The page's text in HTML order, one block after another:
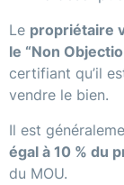
Le propriétaire
le “Non
certifiant qu’il
vendre le bien.
Il est
égal à 10 % du
du MOU.